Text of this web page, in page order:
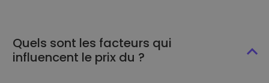
Quels sont les facteurs qui
influencent le prix du ?